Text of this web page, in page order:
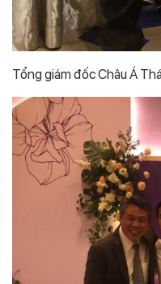
Tổng giám đốc Châu Á